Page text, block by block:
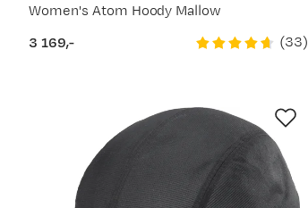
Women's Atom Hoody Mallow
price
3 169,- (33)